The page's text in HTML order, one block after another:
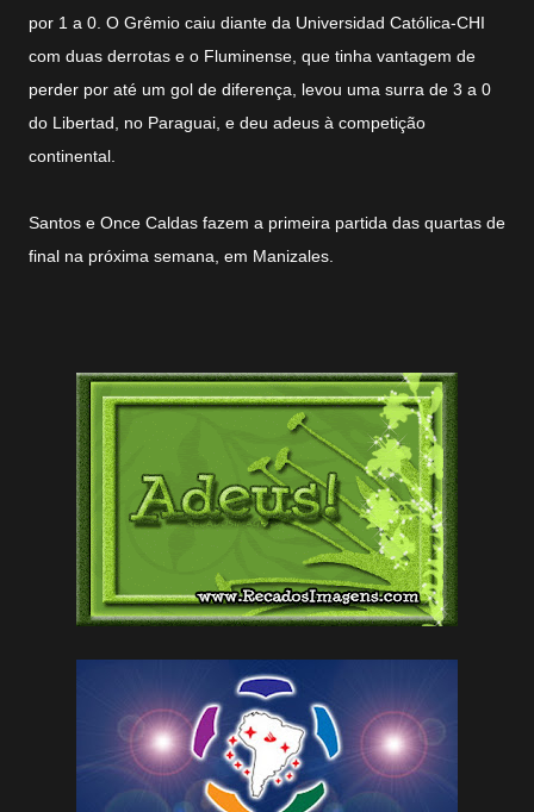
por 1 a 0. O Grêmio caiu diante da Universidad Católica-CHI
com duas derrotas e o Fluminense, que tinha vantagem de
perder por até um gol de diferença, levou uma surra de 3 a 0
do Libertad, no Paraguai, e deu adeus à competição
continental.
Santos e Once Caldas fazem a primeira partida das quartas de
final na próxima semana, em Manizales.